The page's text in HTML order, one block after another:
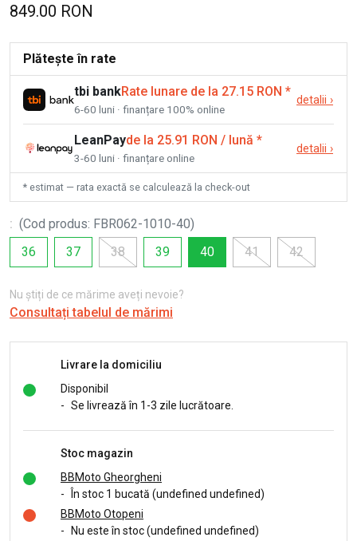
849.00 RON
Plătește în rate
tbi bankRate lunare de la 27.15 RON *
6-60 luni · finanțare 100% online
detalii ›
LeanPayde la 25.91 RON / lună *
3-60 luni · finanțare online
detalii ›
* estimat — rata exactă se calculează la check-out
: (Cod produs: FBR062-1010-40)
36
37 38 39 40 41 42
Nu știți de ce mărime aveți nevoie?
Consultați tabelul de mărimi
Livrare la domiciliu
Disponibil
- Se livrează în 1-3 zile lucrătoare.
Stoc magazin
BBMoto Gheorgheni
-
În stoc 1 bucată (undefined undefined)
BBMoto Otopeni
-
Nu este în stoc (undefined undefined)